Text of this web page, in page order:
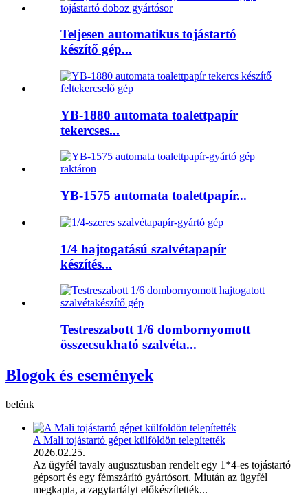
Teljesen automatikus tojástartó
készítő gép...
YB-1880 automata toalettpapír
tekercses...
YB-1575 automata toalettpapír...
1/4 hajtogatású szalvétapapír
készítés...
Testreszabott 1/6 dombornyomott
összecsukható szalvéta...
Blogok és események
belénk
A Mali tojástartó gépet külföldön telepítették
2026.02.25.
Az ügyfél tavaly augusztusban rendelt egy 1*4-es tojástartó
gépsort és egy fémszárító gyártósort. Miután az ügyfél
megkapta, a zagytartályt előkészítették...